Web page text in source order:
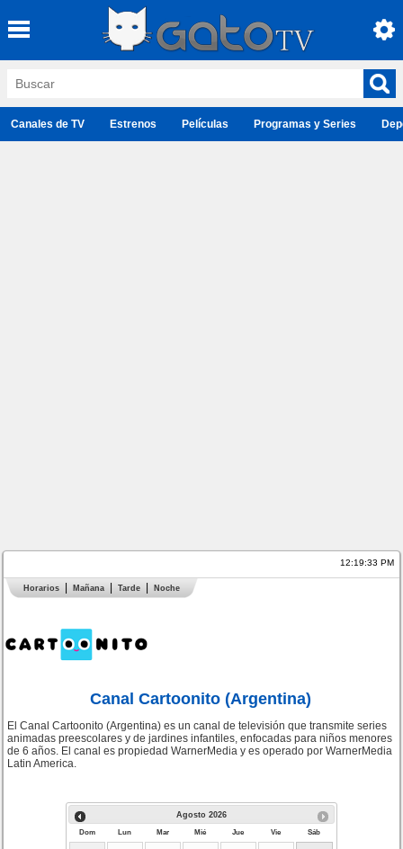
Canales de TV Estrenos Películas Programas y Series
12:19:34 PM
Horarios Mañana Tarde Noche
Canal Cartoonito (Argentina)
El Canal Cartoonito (Argentina) es un canal de televisión que transmite series
animadas preescolares y de jardines infantiles, enfocadas para niños menores
de 6 años. El canal es propiedad WarnerMedia y es operado por WarnerMedia
Latin America.
Agosto 2026
Dom Lun Mar Mié Jue Vie Sáb